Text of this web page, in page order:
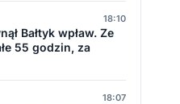
18:10
Bałtyk wpław. Ze
55 godzin, za
18:07